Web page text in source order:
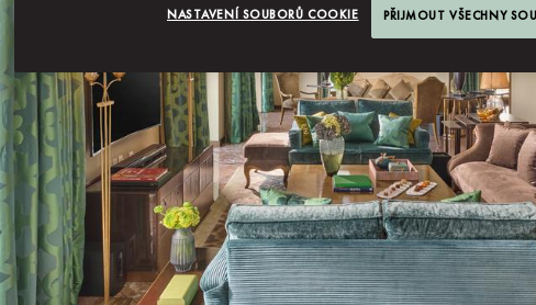
NASTAVENÍ SOUBORŮ COOKIE PŘIJMOUT VŠECHNY